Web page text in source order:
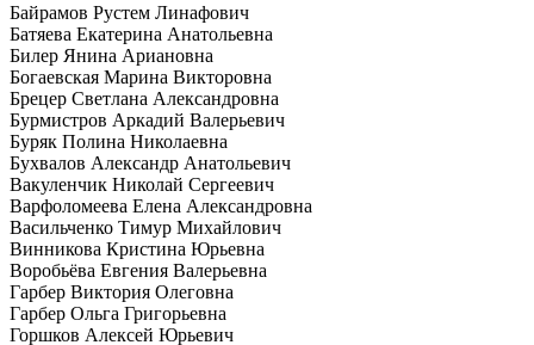
Байрамов Рустем Линафович
Батяева Екатерина Анатольевна
Билер Янина Ариановна
Богаевская Марина Викторовна
Брецер Светлана Александровна
Бурмистров Аркадий Валерьевич
Буряк Полина Николаевна
Бухвалов Александр Анатольевич
Вакуленчик Николай Сергеевич
Варфоломеева Елена Александровна
Васильченко Тимур Михайлович
Винникова Кристина Юрьевна
Воробьёва Евгения Валерьевна
Гарбер Виктория Олеговна
Гарбер Ольга Григорьевна
Горшков Алексей Юрьевич